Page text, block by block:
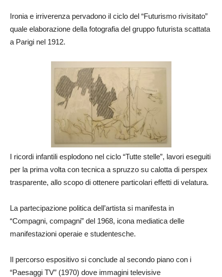
Ironia e irriverenza pervadono il ciclo del “Futurismo rivisitato”
quale elaborazione della fotografia del gruppo futurista scattata
a Parigi nel 1912.
I ricordi infantili esplodono nel ciclo “Tutte stelle”, lavori eseguiti
per la prima volta con tecnica a spruzzo su calotta di perspex
trasparente, allo scopo di ottenere particolari effetti di velatura.
La partecipazione politica dell’artista si manifesta in
“Compagni, compagni” del 1968, icona mediatica delle
manifestazioni operaie e studentesche.
Il percorso espositivo si conclude al secondo piano con i
“Paesaggi TV” (1970) dove immagini televisive